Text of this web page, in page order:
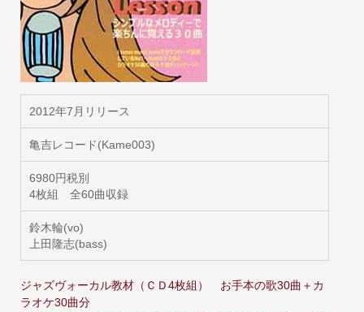
2012年7月リリース
亀吉レコード(Kame003)
6980円税別
4枚組 全60曲収録
鈴木輪(vo)
上田隆志(bass)
ジャズヴォーカル教材（ＣＤ4枚組） お手本の歌30曲＋カ
ラオケ30曲分